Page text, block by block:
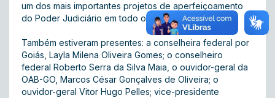
um dos mais importantes projetos de aperfeiçoamento
do Poder Judiciário em todo o território nacional.
Também estiveram presentes: a conselheira federal por
Goiás, Layla Milena Oliveira Gomes; o conselheiro
federal Roberto Serra da Silva Maia, o ouvidor-geral da
OAB-GO, Marcos César Gonçalves de Oliveira; o
ouvidor-geral Vitor Hugo Pelles; vice-presidente